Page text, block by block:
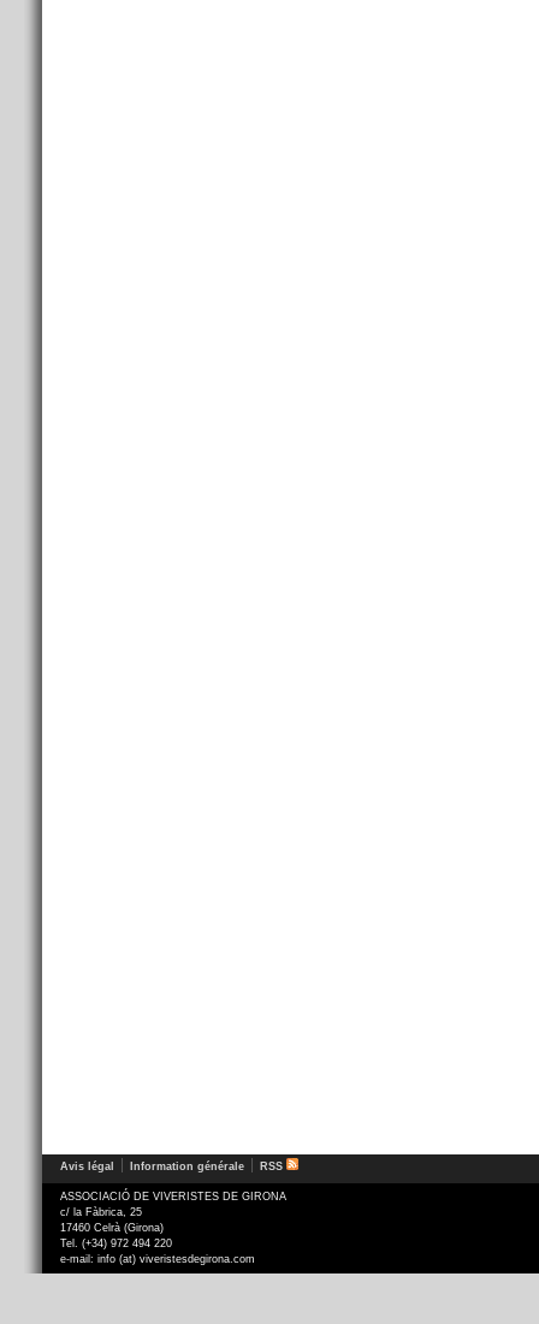
Avis légal Information générale RSS
ASSOCIACIÓ DE VIVERISTES DE GIRONA
c/ la Fàbrica, 25
17460 Celrà (Girona)
Tel. (+34) 972 494 220
e-mail: info (at) viveristesdegirona.com